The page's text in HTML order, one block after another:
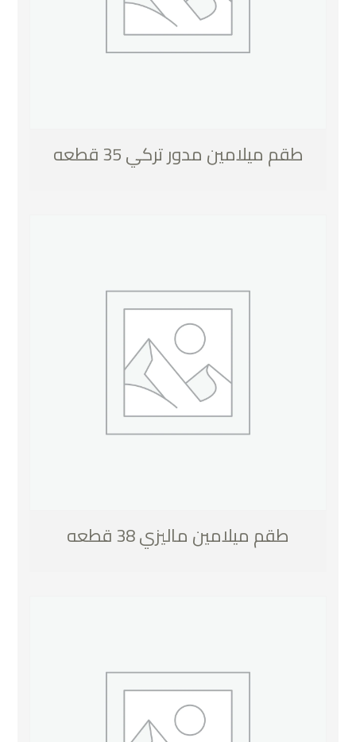
طقم ميلامين مدور تركي 35 قطعه
طقم ميلامين ماليزي 38 قطعه